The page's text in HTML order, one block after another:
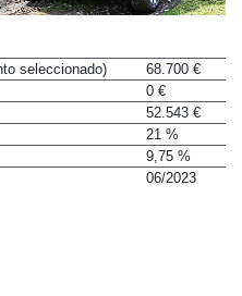
seleccionado)
68.700 €
0 €
52.543 €
21 %
9,75 %
06/2023